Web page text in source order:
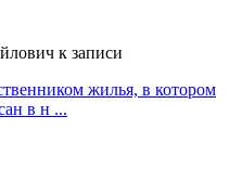
к записи
жилья, в котором
в н ...